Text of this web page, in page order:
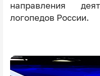
направления
логопедов России.